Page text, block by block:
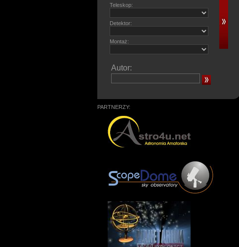
Teleskop:
Detektor:
Montaż:
Autor:
PARTNERZY: